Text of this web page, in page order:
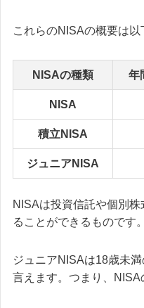
これらのNISAの概要は以
NISAの種類 年
NISA
積立NISA
ジュニアNISA
NISAは投資信託や個別
ることができるものです。
ジュニアNISAは18歳未
言えます。つまり、NISA